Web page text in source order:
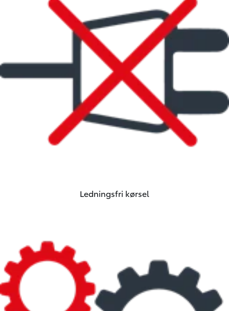
Ledningsfri kørsel